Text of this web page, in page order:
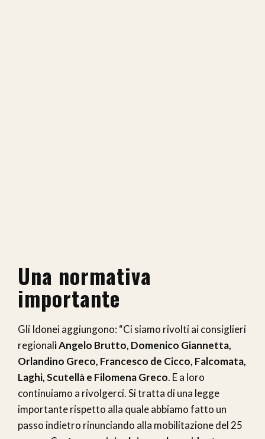
Una normativa
importante
Gli Idonei aggiungono: “Ci siamo rivolti ai consiglieri
regionali Angelo Brutto, Domenico Giannetta,
Orlandino Greco, Francesco de Cicco, Falcomata,
Laghi, Scutellà e Filomena Greco. E a loro
continuiamo a rivolgerci. Si tratta di una legge
importante rispetto alla quale abbiamo fatto un
passo indietro rinunciando alla mobilitazione del 25